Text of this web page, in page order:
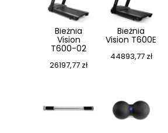
Bieżnia
Vision
T600-02
26197,77 zł
Bieżnia
Vision T600E
44893,77 zł